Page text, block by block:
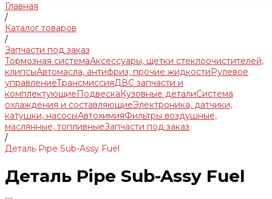
Главная
/
Каталог товаров
/
Запчасти под заказ
Тормозная системаАксессуары, щетки стеклоочистителей,
клипсыАвтомасла, антифриз, прочие жидкостиРулевое
управлениеТрансмиссияДВС запчасти и
комплектующиеПодвескаКузовные деталиСистема
охлаждения и составляющиеЭлектроника, датчики,
катушки, насосыАвтохимияФильтры воздушные,
маслянные, топливныеЗапчасти под заказ
/
Деталь Pipe Sub-Assy Fuel
Деталь Pipe Sub-Assy Fuel